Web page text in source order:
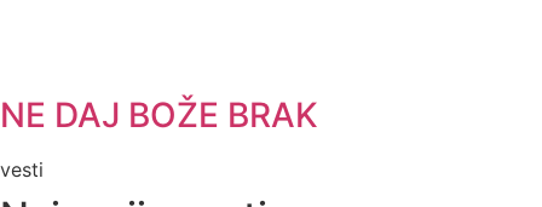
NE DAJ BOŽE BRAK
vesti